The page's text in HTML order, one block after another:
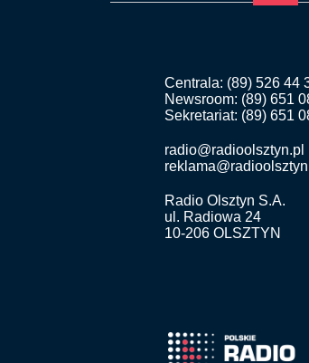
Centrala: (89) 526 44
Newsroom: (89) 651
Sekretariat: (89) 651
radio@radioolsztyn.pl
Radio Olsztyn S.A.
ul. Radiowa 24
10-206 OLSZTYN